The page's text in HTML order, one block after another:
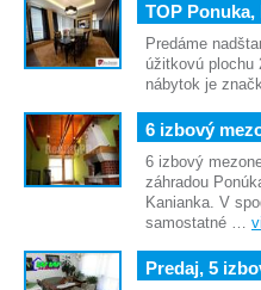
TOP
Predáme
úžitkovú plochu
nábytok je
6 izbový
6 izbový
záhradou
Kanianka. V
samostatné …
Predaj, 5